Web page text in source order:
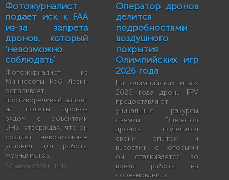
Фотожурналист
подает иск к FAA
из-за запрета
дронов, который
'невозможно
соблюдать'
Фотожурналист из
Миннесоты Роб Левин
оспаривает
противоречивый запрет
на полеты дронов
рядом с объектами
DHS, утверждая, что он
создает невозможные
условия для работы
журналистов.
20 марта 2026 г., 14:15
Оператор дронов
делится
подробностями
воздушного
покрытия
Олимпийских игр
2026 года
На олимпийских играх
2026 года дроны FPV
предоставляют
уникальные ракурсы
съемки. Оператор
дронов поделился
своим опытом и
вызовами, с которыми
он сталкивается во
время работы на
соревнованиях.